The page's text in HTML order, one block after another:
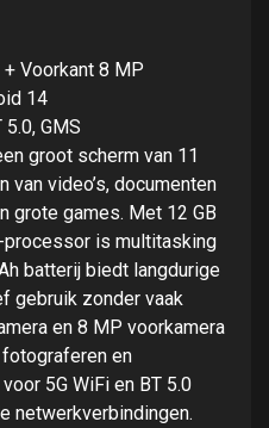
Voorkant 8 MP
14
5.0, GMS
groot scherm van 11
van video’s, documenten
grote games. Met 12 GB
processor is multitasking
batterij biedt langdurige
gebruik zonder vaak
en 8 MP voorkamera
en
5G WiFi en BT 5.0
netwerkverbindingen.